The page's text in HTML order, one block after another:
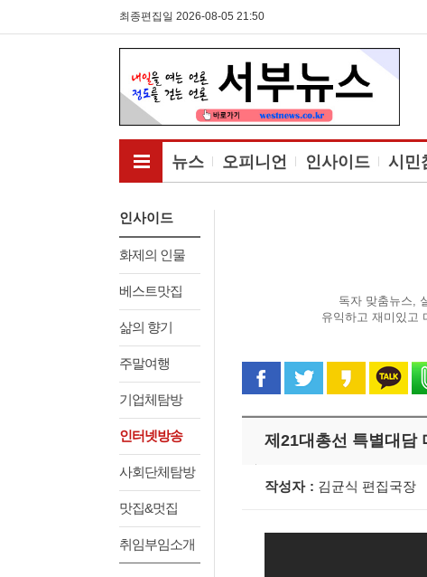
최종편집일 2026-08-05 21:50
뉴스 오피니언 인사이드 시민
전체메뉴보기
인사이드
화제의 인물
베스트맛집
삶의 향기
주말여행
기업체탐방
인터넷방송
사회단체탐방
맛집&멋집
취임부임소개
독자 맞춤뉴스,
유익하고 재미있고
페이스북으로 공유
트위터로 공유
카카오카
제21대총선 특별대담
작성자 김균식 편집국장